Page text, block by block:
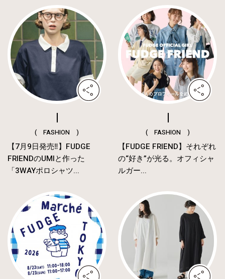
( FASHION )
【7月9日発売‼︎】FUDGE
FRIENDのUMIと作った
「3WAYポロシャツ...
( FASHION )
【FUDGE FRIEND】それぞれ
の“好き”が光る。オフィシャ
ルガー...